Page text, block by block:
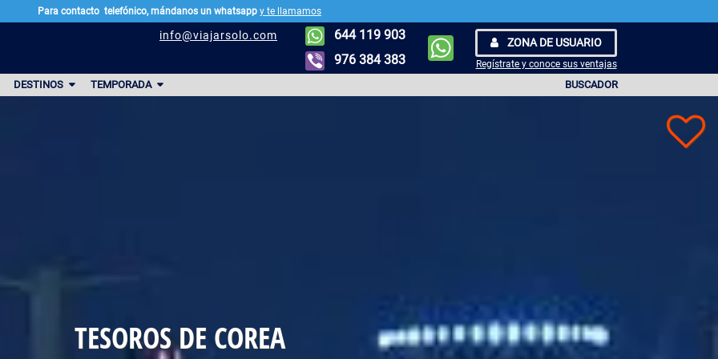
644 119 903
976 384 383
ZONA DE USUARIO
Regístrate y conoce sus ventajas
info@viajarsolo.com
DESTINOS TEMPORADA BUSCADOR
TESOROS DE COREA
Para contacto telefónico, mándanos un whatsapp y te llamamos